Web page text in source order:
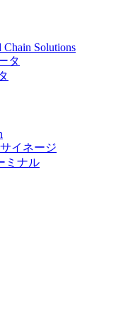
Chain Solutions
タ
イネージ
ミナル